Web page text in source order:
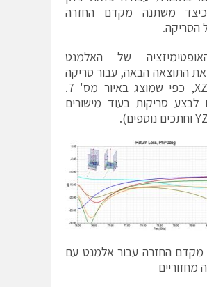
משתנה מקדם החזרה
הסריקה.
של האלמנט
התוצאה הבאה, עבור סריקה
במישור XZ, כפי שמוצג באיור מס' 7.
לבצע סריקות בעוד מישורים
7 – מקדם החזרה עבור אלמנט עם
מחזוריים